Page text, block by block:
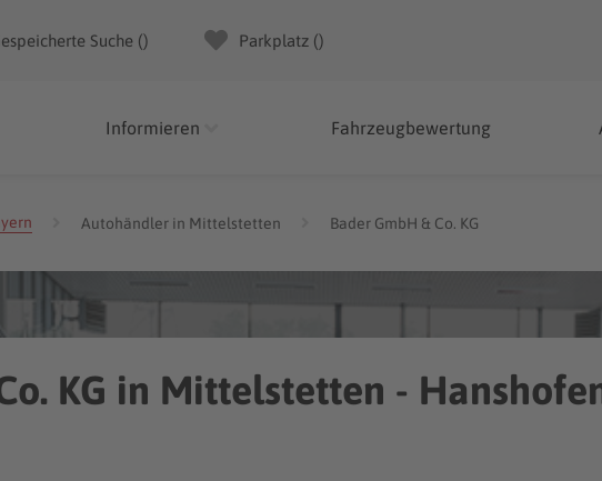
Suche () Parkplatz ()
Informieren Fahrzeugbewertung
Autohändler in Mittelstetten Bader GmbH & Co. KG
KG in Mittelstetten -